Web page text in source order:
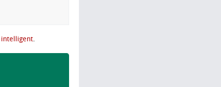
intelligent.